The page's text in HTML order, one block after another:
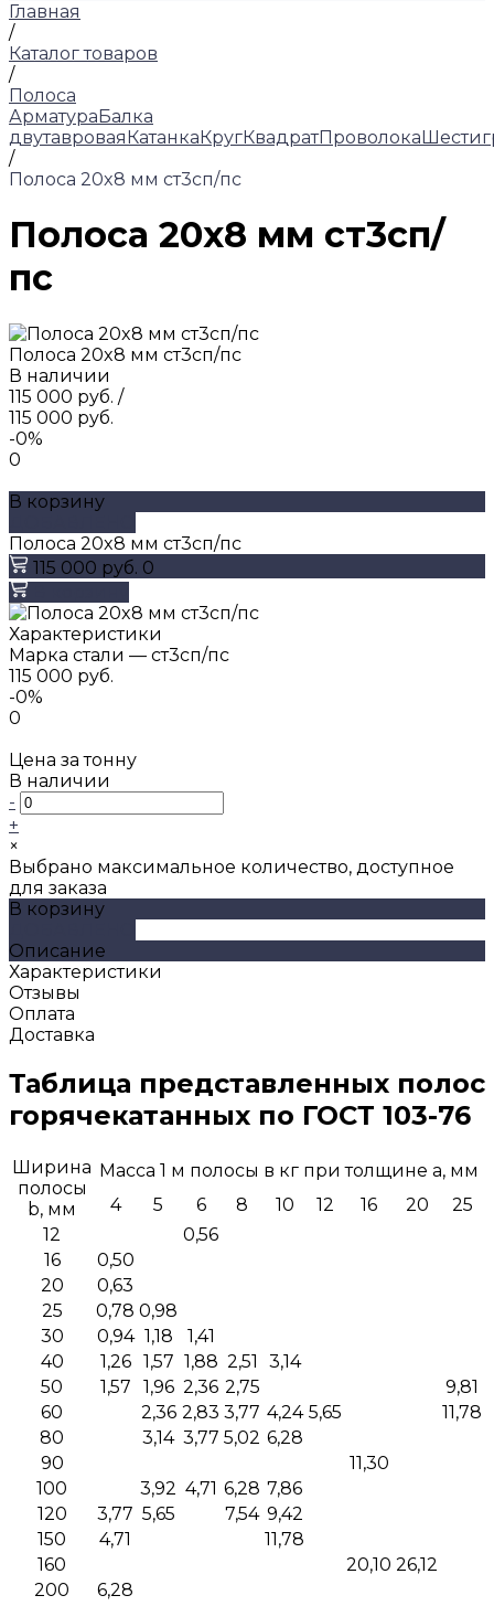
Главная
/
Каталог товаров
/
Полоса
АрматураБалка
двутавроваяКатанкаКругКвадратПроволока
/
Полоса 20x8 мм ст3сп/пс
Полоса 20x8 мм ст3сп/
пс
Полоса 20x8 мм ст3сп/пс
В наличии
115 000 руб. /
115 000 руб.
-0%
0
В корзину
Полоса 20x8 мм ст3сп/пс
115 000 руб. 0
Характеристики
Марка стали — ст3сп/пс
115 000 руб.
-0%
0
Цена за тонну
В наличии
-
+
×
Выбрано максимальное количество, доступное
для заказа
В корзину
Описание
Характеристики
Отзывы
Оплата
Доставка
Таблица представленных полос
горячекатанных по ГОСТ 103-76
Ширина
полосы
b, мм
Масса 1 м полосы в кг при толщине a, мм
4
5 6 8 10 12 16 20
25
12
0,56
16
0,50
20
0,63
25
0,78 0,98
30
0,94 1,18
1,41
40
1,26 1,57 1,88 2,51
3,14
50
1,57 1,96 2,36 2,75
9,81
60
2,36 2,83 3,77 4,24 5,65
11,78
80
3,14 3,77 5,02 6,28
90
11,30
100
3,92 4,71 6,28 7,86
120
3,77 5,65 7,54 9,42
150
4,71
11,78
160
20,10 26,12
200
6,28